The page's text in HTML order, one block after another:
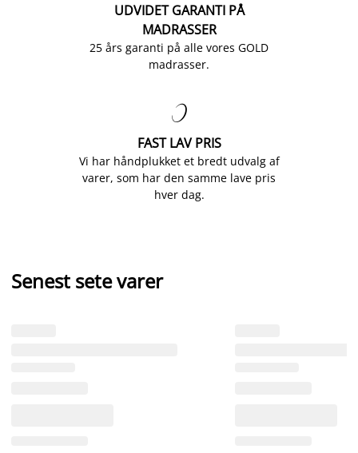
UDVIDET GARANTI PÅ
MADRASSER
25 års garanti på alle vores GOLD
madrasser.

FAST LAV PRIS
Vi har håndplukket et bredt udvalg af
varer, som har den samme lave pris
hver dag.
Senest sete varer